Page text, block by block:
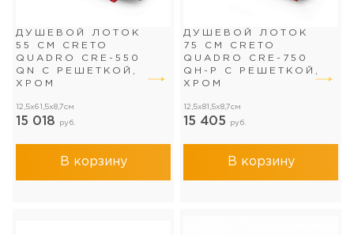
ДУШЕВОЙ ЛОТОК
55 СМ CRETO
QUADRO CRE-550
QN С РЕШЕТКОЙ,
ХРОМ
12,5x61,5x8,7см
15 018 руб.
В корзину
ДУШЕВОЙ ЛОТОК
75 СМ CRETO
QUADRO CRE-750
QH-P С РЕШЕТКОЙ,
ХРОМ
12,5x81,5x8,7см
15 405 руб.
В корзину